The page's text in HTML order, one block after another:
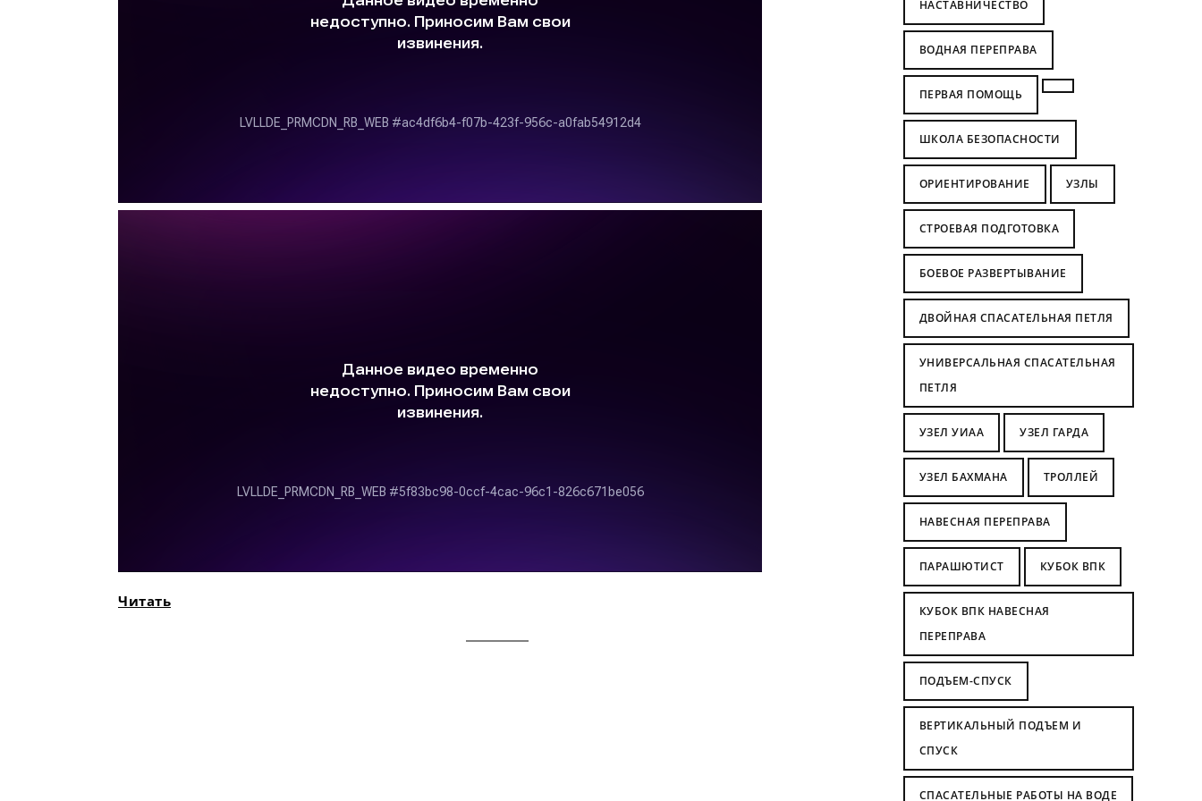
Читать
НАСТАВНИЧЕСТВО
ВОДНАЯ ПЕРЕПРАВА
ПЕРВАЯ ПОМОЩЬ
ШКОЛА БЕЗОПАСНОСТИ
ОРИЕНТИРОВАНИЕ УЗЛЫ
СТРОЕВАЯ ПОДГОТОВКА
БОЕВОЕ РАЗВЕРТЫВАНИЕ
ДВОЙНАЯ СПАСАТЕЛЬНАЯ ПЕТЛЯ
УНИВЕРСАЛЬНАЯ СПАСАТЕЛЬНАЯ
ПЕТЛЯ
УЗЕЛ УИАА УЗЕЛ ГАРДА
УЗЕЛ БАХМАНА ТРОЛЛЕЙ
НАВЕСНАЯ ПЕРЕПРАВА
ПАРАШЮТИСТ КУБОК ВПК
КУБОК ВПК НАВЕСНАЯ
ПЕРЕПРАВА
ПОДЪЕМ-СПУСК
ВЕРТИКАЛЬНЫЙ ПОДЪЕМ И
СПУСК
СПАСАТЕЛЬНЫЕ РАБОТЫ НА ВОДЕ